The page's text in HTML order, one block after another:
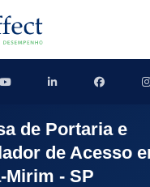
de Portaria e
de Acesso
Mirim - SP